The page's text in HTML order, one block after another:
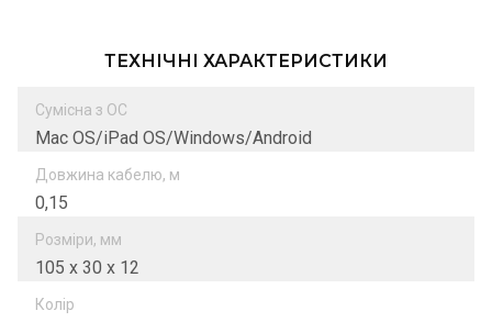
ТЕХНІЧНІ ХАРАКТЕРИСТИКИ
Сумісна з ОС
Mac OS/iPad OS/Windows/Android
Довжина кабелю, м
0,15
Розміри, мм
105 х 30 х 12
Колір